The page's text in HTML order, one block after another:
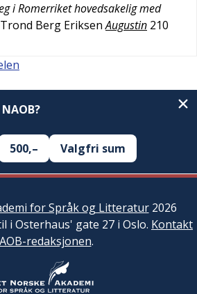
i Romerriket hovedsakelig med
Trond Berg Eriksen Augustin 210
500,– Valgfri sum
for Språk og Litteratur2026
i Osterhaus' gate 27 i Oslo. Kontakt
redaksjonen.